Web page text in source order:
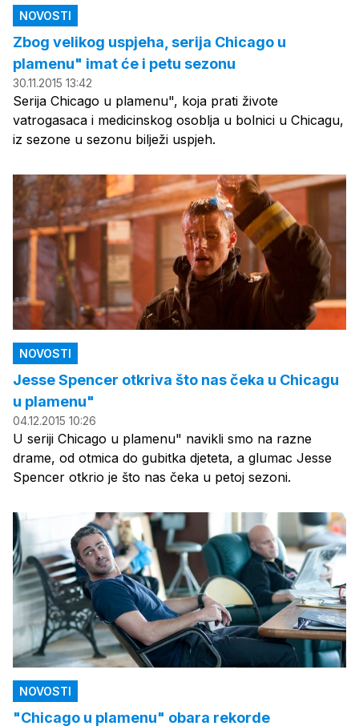
NOVOSTI
Zbog velikog uspjeha, serija Chicago u
plamenu" imat će i petu sezonu
30.11.2015 13:42
Serija Chicago u plamenu", koja prati živote
vatrogasaca i medicinskog osoblja u bolnici u Chicagu,
iz sezone u sezonu bilježi uspjeh.
NOVOSTI
Jesse Spencer otkriva što nas čeka u Chicagu
u plamenu"
04.12.2015 10:26
U seriji Chicago u plamenu" navikli smo na razne
drame, od otmica do gubitka djeteta, a glumac Jesse
Spencer otkrio je što nas čeka u petoj sezoni.
NOVOSTI
"Chicago u plamenu" obara rekorde